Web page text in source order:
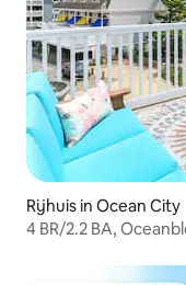
Rijhuis in Ocean City
4 BR/2.2 BA,